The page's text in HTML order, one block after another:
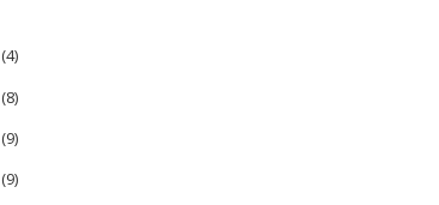
(4)
(8)
(9)
(9)